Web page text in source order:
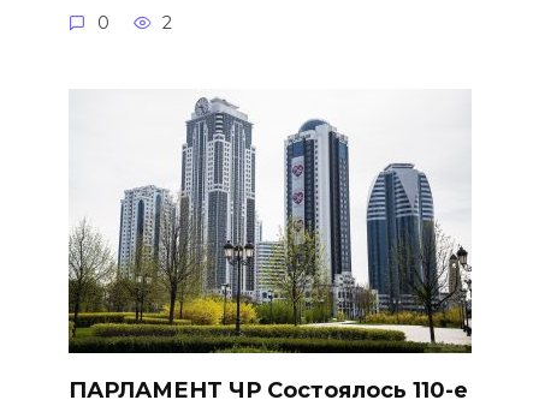
0 2
ПАРЛАМЕНТ ЧР Состоялось 110-е